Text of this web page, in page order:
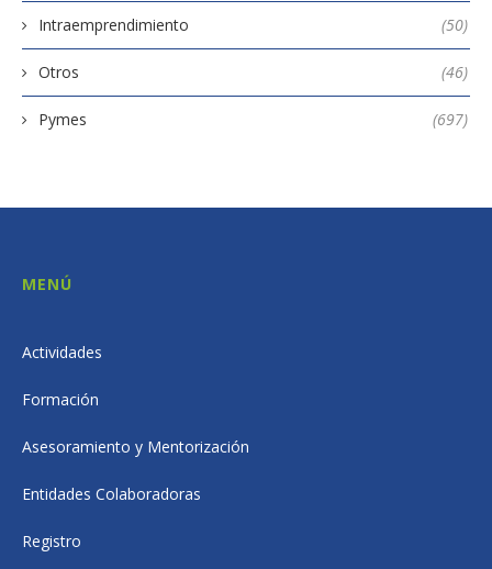
Intraemprendimiento (50)
Otros (46)
Pymes (697)
MENÚ
Actividades
Formación
Asesoramiento y Mentorización
Entidades Colaboradoras
Registro